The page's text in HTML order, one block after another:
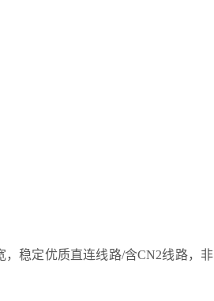
，稳定优质直连线路/含CN2线路，非